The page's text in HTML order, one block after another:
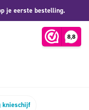
je eerste bestelling.